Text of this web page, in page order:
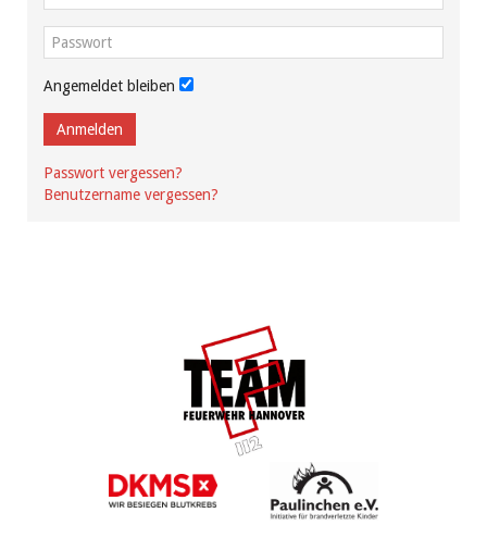
Angemeldet bleiben
Anmelden
Passwort vergessen?
Benutzername vergessen?